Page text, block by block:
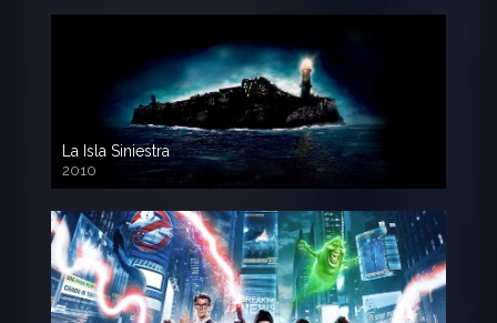
La Isla Siniestra
2010
720p HD